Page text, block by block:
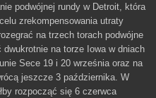
podwójnej rundy w Detroit, która
zrekompensowania utraty
na trzech torach podwójne
na torze Iowa w dniach
Sece 19 i 20 września oraz na
jeszcze 3 października. W
rozpocząć się 6 czerwca